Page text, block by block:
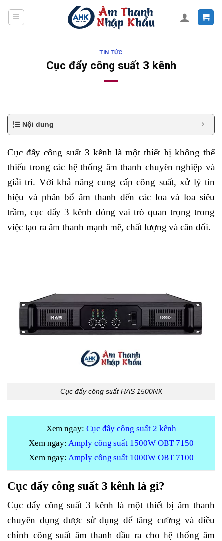
TIN TỨC
Cục đẩy công suất 3 kênh
Nội dung
Cục đẩy công suất 3 kênh là một thiết bị không thể
thiếu trong các hệ thống âm thanh chuyên nghiệp và
giải trí. Với khả năng cung cấp công suất, xử lý tín
hiệu và phân bổ âm thanh đến các loa và loa siêu
trầm, cục đẩy 3 kênh đóng vai trò quan trọng trong
việc tạo ra âm thanh mạnh mẽ, chất lượng và cân đối.
Cục đẩy công suất HAS 1500NX
Xem ngay: Cục đẩy công suất 2 kênh
Xem ngay: Amply công suất 1500W OBT 7150
Xem ngay: Amply công suất 1000W OBT 7100
Cục đẩy công suất 3 kênh là gì?
Cục đẩy công suất 3 kênh là một thiết bị âm thanh
chuyên dụng được sử dụng để tăng cường và điều
chỉnh công suất âm thanh đầu ra cho hệ thống âm